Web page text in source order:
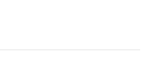
まとめ買いのみ値下げ可能
てくる方はブロック